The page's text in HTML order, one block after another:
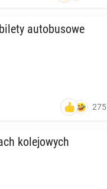
au­to­bu­so­we
275
ko­le­jo­wych